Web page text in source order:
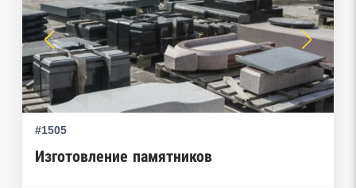
Ростехнадзор
Реестр плановых проверок Реестр
недобросовестных поставщиков
Реестры особых адресов ФНС
Реестр дисквалифицированных лиц
#1505
Изготовление памятников